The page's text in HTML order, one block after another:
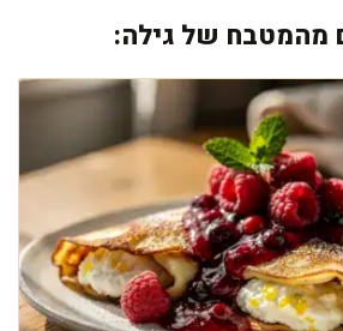
מהמטבח של גילה: